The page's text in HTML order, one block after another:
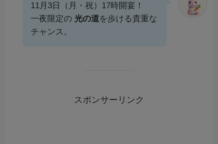
11月3日（月・祝）17時開宴！
一夜限定の光の道を歩ける貴重な
チャンス。
スポンサーリンク